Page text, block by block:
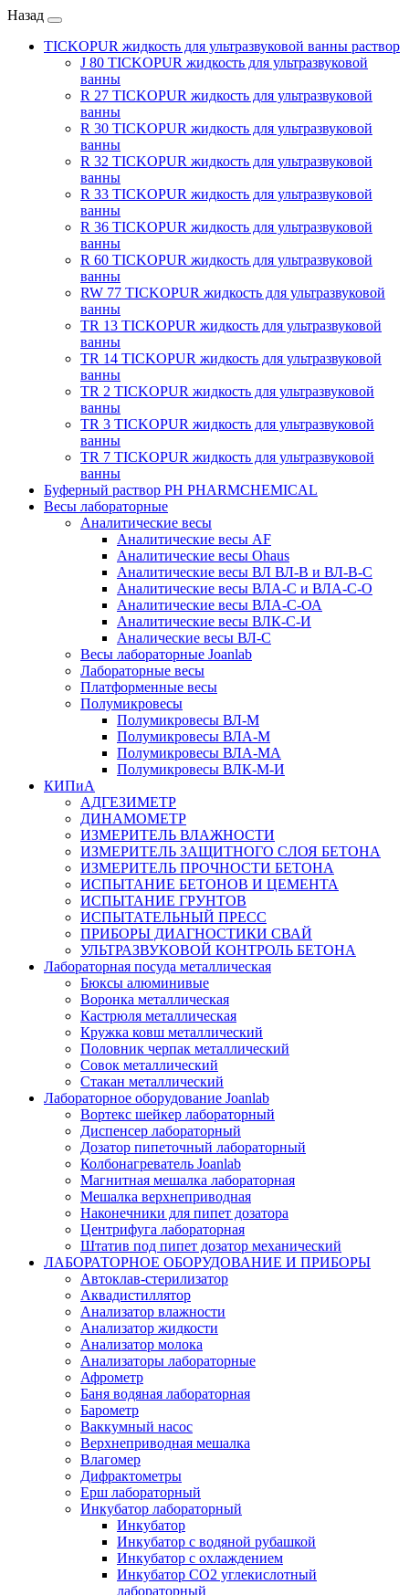
Назад
TICKOPUR жидкость для ультразвуковой ванны раствор
J 80 TICKOPUR жидкость для ультразвуковой
ванны
R 27 TICKOPUR жидкость для ультразвуковой
ванны
R 30 TICKOPUR жидкость для ультразвуковой
ванны
R 32 TICKOPUR жидкость для ультразвуковой
ванны
R 33 TICKOPUR жидкость для ультразвуковой
ванны
R 36 TICKOPUR жидкость для ультразвуковой
ванны
R 60 TICKOPUR жидкость для ультразвуковой
ванны
RW 77 TICKOPUR жидкость для ультразвуковой
ванны
TR 13 TICKOPUR жидкость для ультразвуковой
ванны
TR 14 TICKOPUR жидкость для ультразвуковой
ванны
TR 2 TICKOPUR жидкость для ультразвуковой
ванны
TR 3 TICKOPUR жидкость для ультразвуковой
ванны
TR 7 TICKOPUR жидкость для ультразвуковой
ванны
Буферный раствор PH PHARMCHEMICAL
Весы лабораторные
Аналитические весы
Аналитические весы AF
Аналитические весы Ohaus
Аналитические весы ВЛ ВЛ-В и ВЛ-В-С
Аналитические весы ВЛА-С и ВЛА-С-О
Аналитические весы ВЛА-С-ОА
Аналитические весы ВЛК-С-И
Аналические весы ВЛ-С
Весы лабораторные Joanlab
Лабораторные весы
Платформенные весы
Полумикровесы
Полумикровесы ВЛ-М
Полумикровесы ВЛА-М
Полумикровесы ВЛА-МА
Полумикровесы ВЛК-М-И
КИПиА
АДГЕЗИМЕТР
ДИНАМОМЕТР
ИЗМЕРИТЕЛЬ ВЛАЖНОСТИ
ИЗМЕРИТЕЛЬ ЗАЩИТНОГО СЛОЯ БЕТОНА
ИЗМЕРИТЕЛЬ ПРОЧНОСТИ БЕТОНА
ИСПЫТАНИЕ БЕТОНОВ И ЦЕМЕНТА
ИСПЫТАНИЕ ГРУНТОВ
ИСПЫТАТЕЛЬНЫЙ ПРЕСС
ПРИБОРЫ ДИАГНОСТИКИ СВАЙ
УЛЬТРАЗВУКОВОЙ КОНТРОЛЬ БЕТОНА
Лабораторная посуда металлическая
Бюксы алюминивые
Воронка металлическая
Кастрюля металлическая
Кружка ковш металлический
Половник черпак металлический
Совок металлический
Стакан металлический
Лабораторное оборудование Joanlab
Вортекс шейкер лабораторный
Диспенсер лабораторный
Дозатор пипеточный лабораторный
Колбонагреватель Joanlab
Магнитная мешалка лабораторная
Мешалка верхнеприводная
Наконечники для пипет дозатора
Центрифуга лабораторная
Штатив под пипет дозатор механический
ЛАБОРАТОРНОЕ ОБОРУДОВАНИЕ И ПРИБОРЫ
Автоклав-стерилизатор
Аквадистиллятор
Анализатор влажности
Анализатор жидкости
Анализатор молока
Анализаторы лабораторные
Афрометр
Баня водяная лабораторная
Барометр
Ваккумный насос
Верхнеприводная мешалка
Влагомер
Дифрактометры
Ерш лабораторный
Инкубатор лабораторный
Инкубатор
Инкубатор с водяной рубашкой
Инкубатор с охлаждением
Инкубатор СО2 углекислотный
лабораторный